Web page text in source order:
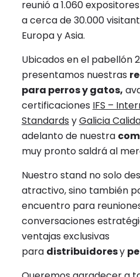
reunió a 1.060
a cerca de 30.000
Europa y Asia.
Ubicados en el pabellón
presentamos nuestras
para perros y gatos,
certificaciones IFS –
Standards yGalicia
adelanto de nuestra
muy pronto saldrá al
Nuestro stand no solo
atractivo, sino también
encuentro para
conversaciones
ventajas exclusivas
para distribuidoresy